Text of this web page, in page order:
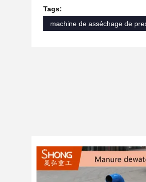
Tags:
machine de asséchage de